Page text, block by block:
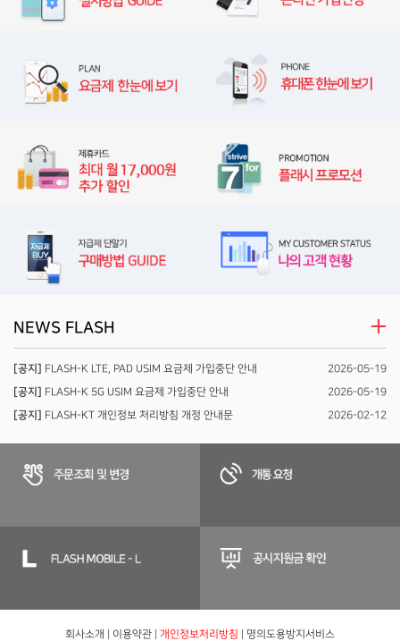
NEWS FLASH
[공지] FLASH-K LTE, PAD USIM 요금제 가입중단 안내
2026-05-19
[공지]
FLASH-K 5G USIM 요금제 가입중단 안내
2026-05-19
[공지]
FLASH-KT 개인정보 처리방침 개정 안내문 2026-02-12
회사소개 이용약관 개인정보처리방침 명의도용방지서비스